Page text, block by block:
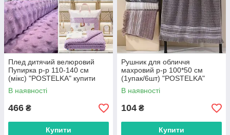
Плед дитячий велюровий
Пупирка р-р 110-140 см
(мікс) "POSTELKA" купити
гуртом в Одесі на 7 км
В наявності
466 ₴
Купити
Рушник для обличчя
махровий р-р 100*50 см
(1упак/6шт) "POSTELKA"
недорого від прямого
постачальника
В наявності
104 ₴
Купити